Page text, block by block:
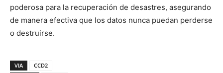
poderosa para la recuperación de desastres, asegurando
de manera efectiva que los datos nunca puedan perderse
o destruirse.
VIA
CCD2